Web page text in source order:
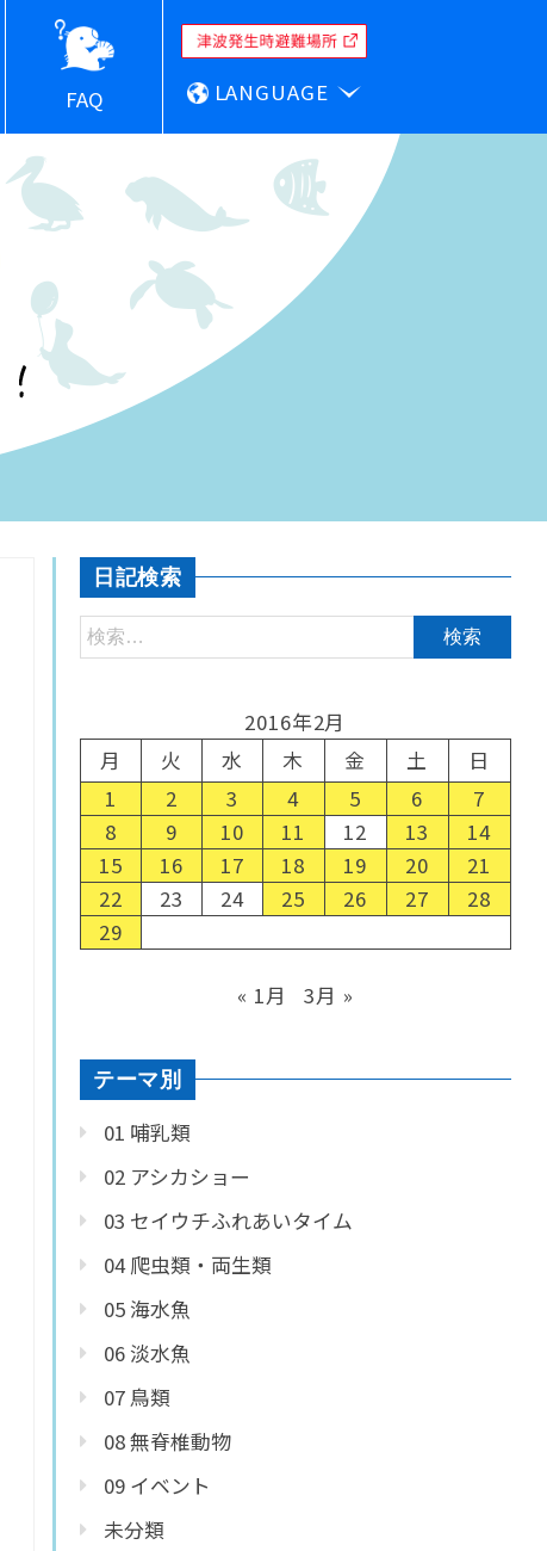
FAQ LANGUAGE
日記検索
2016年2月
月
火 水 木 金 土
日
1
2 3 4 5 6
7
8
9 10 11 12 13
14
15
16 17 18 19 20
21
22
23 24 25 26 27
28
29
« 1月 3月 »
テーマ別
01 哺乳類
02 アシカショー
03 セイウチふれあいタイム
04 爬虫類・両生類
05 海水魚
06 淡水魚
07 鳥類
08 無脊椎動物
09 イベント
未分類